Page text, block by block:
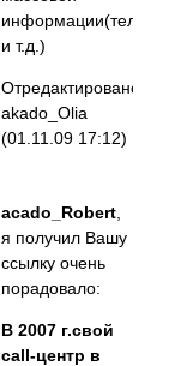
и т.д.)
Отредактировано
akado_Olia
(01.11.09 17:12)
acado_Robert
я получил Вашу
ссылку очень
порадовало:
В 2007 г.свой
call-центр в